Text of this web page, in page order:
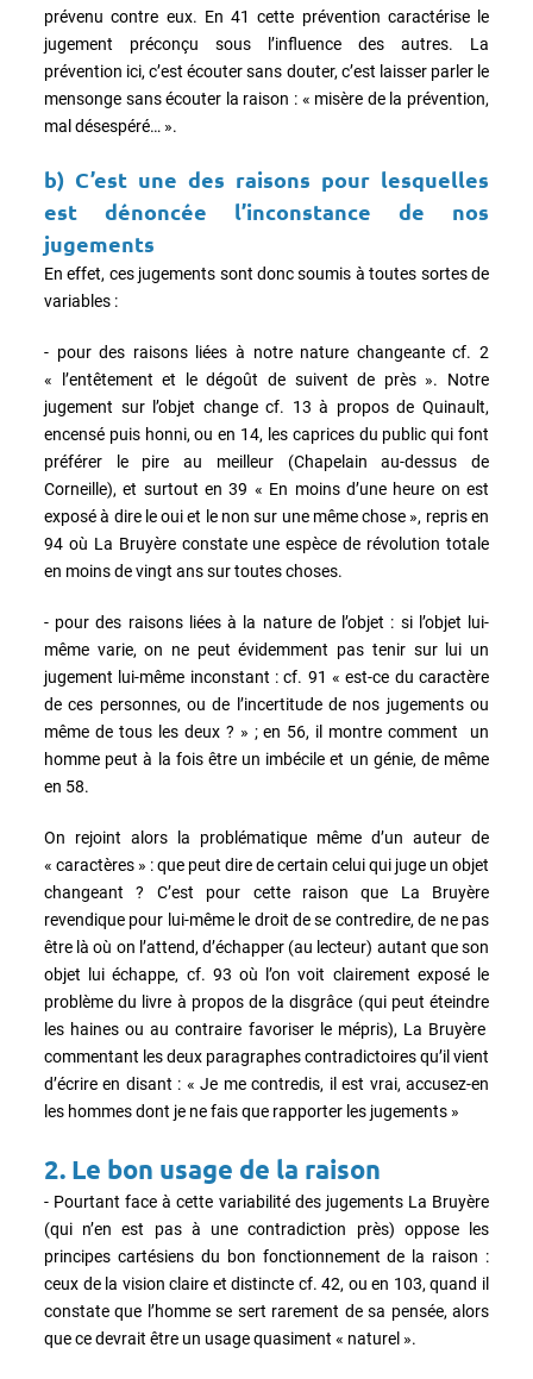
prévenu contre eux. En 41 cette prévention caractérise le
jugement préconçu sous l’influence des autres. La
prévention ici, c’est écouter sans douter, c’est laisser parler le
mensonge sans écouter la raison : « misère de la prévention,
mal désespéré… ».
b) C’est une des raisons pour lesquelles
est dénoncée l’inconstance de nos
jugements
En effet, ces jugements sont donc soumis à toutes sortes de
variables :
- pour des raisons liées à notre nature changeante cf. 2
« l’entêtement et le dégoût de suivent de près ». Notre
jugement sur l’objet change cf. 13 à propos de Quinault,
encensé puis honni, ou en 14, les caprices du public qui font
préférer le pire au meilleur (Chapelain au-dessus de
Corneille), et surtout en 39 « En moins d’une heure on est
exposé à dire le oui et le non sur une même chose », repris en
94 où La Bruyère constate une espèce de révolution totale
en moins de vingt ans sur toutes choses.
- pour des raisons liées à la nature de l’objet : si l’objet lui-
même varie, on ne peut évidemment pas tenir sur lui un
jugement lui-même inconstant : cf. 91 « est-ce du caractère
de ces personnes, ou de l’incertitude de nos jugements ou
même de tous les deux ? » ; en 56, il montre comment un
homme peut à la fois être un imbécile et un génie, de même
en 58.
On rejoint alors la problématique même d’un auteur de
« caractères » : que peut dire de certain celui qui juge un objet
changeant ? C’est pour cette raison que La Bruyère
revendique pour lui-même le droit de se contredire, de ne pas
être là où on l’attend, d’échapper (au lecteur) autant que son
objet lui échappe, cf. 93 où l’on voit clairement exposé le
problème du livre à propos de la disgrâce (qui peut éteindre
les haines ou au contraire favoriser le mépris), La Bruyère
commentant les deux paragraphes contradictoires qu’il vient
d’écrire en disant : « Je me contredis, il est vrai, accusez-en
les hommes dont je ne fais que rapporter les jugements »
2. Le bon usage de la raison
- Pourtant face à cette variabilité des jugements La Bruyère
(qui n’en est pas à une contradiction près) oppose les
principes cartésiens du bon fonctionnement de la raison :
ceux de la vision claire et distincte cf. 42, ou en 103, quand il
constate que l’homme se sert rarement de sa pensée, alors
que ce devrait être un usage quasiment « naturel ».